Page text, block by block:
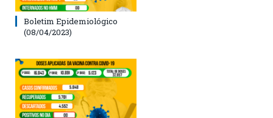
Boletim Epidemiológico
(08/04/2023)